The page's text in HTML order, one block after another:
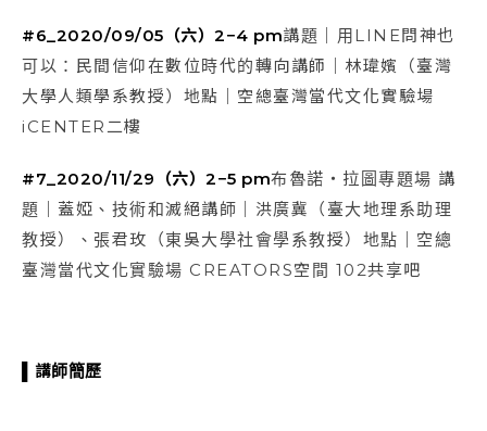
#6_2020/09/05（六）2−4 pm講題｜用LINE問神也
可以：民間信仰在數位時代的轉向講師｜林瑋嬪（臺灣
大學人類學系教授）地點｜空總臺灣當代文化實驗場
iCENTER二樓
#7_2020/11/29（六）2−5 pm布魯諾・拉圖專題場 講
題｜蓋婭、技術和滅絕講師｜洪廣冀（臺大地理系助理
教授）、張君玫（東吳大學社會學系教授）地點｜空總
臺灣當代文化實驗場 CREATORS空間 102共享吧
▌講師簡歷